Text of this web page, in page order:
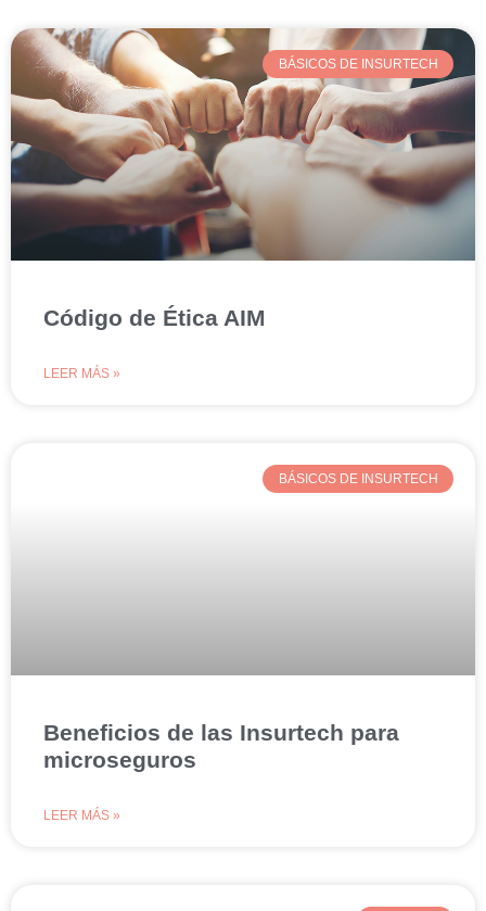
BÁSICOS DE INSURTECH
Código de Ética AIM
LEER MÁS »
BÁSICOS DE INSURTECH
Beneficios de las Insurtech para
microseguros
LEER MÁS »